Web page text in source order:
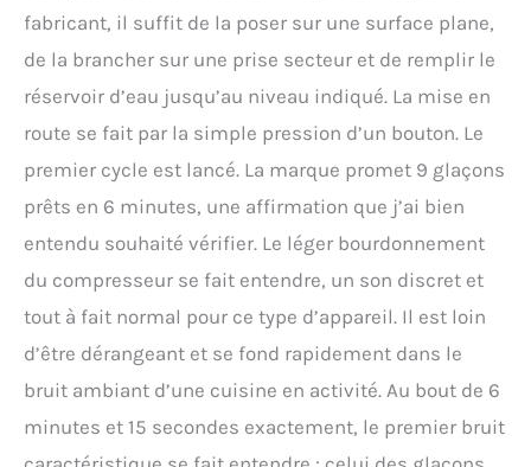
fabricant, il suffit de la poser sur une surface plane,
de la brancher sur une prise secteur et de remplir le
réservoir d’eau jusqu’au niveau indiqué. La mise en
route se fait par la simple pression d’un bouton. Le
premier cycle est lancé. La marque promet 9 glaçons
prêts en 6 minutes, une affirmation que j’ai bien
entendu souhaité vérifier. Le léger bourdonnement
du compresseur se fait entendre, un son discret et
tout à fait normal pour ce type d’appareil. Il est loin
d’être dérangeant et se fond rapidement dans le
bruit ambiant d’une cuisine en activité. Au bout de 6
minutes et 15 secondes exactement, le premier bruit